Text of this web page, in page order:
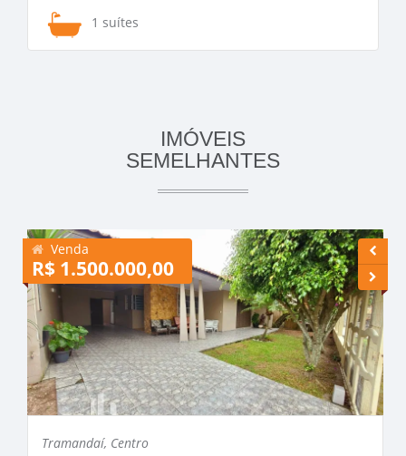
1 suítes
IMÓVEIS
SEMELHANTES
Venda
R$ 1.500.000,00
Tramandaí, Centro